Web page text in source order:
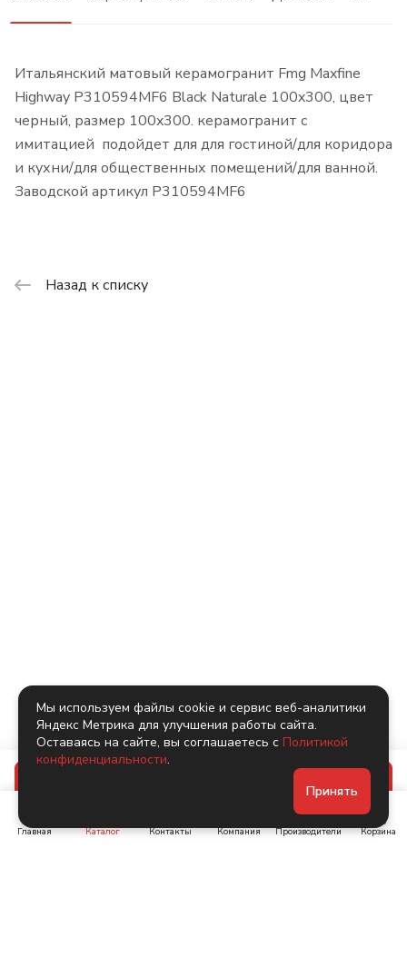
Итальянский матовый керамогранит Fmg Maxfine
Highway P310594MF6 Black Naturale 100x300, цвет
черный, размер 100x300. керамогранит с
имитацией подойдет для для гостиной/для коридора
и кухни/для общественных помещений/для ванной.
Заводской артикул P310594MF6
Назад к списку
Главная Каталог Контакты Компания Производители Корзина
Мы используем файлы cookie и сервис веб-аналитики
Яндекс Метрика для улучшения работы сайта.
Оставаясь на сайте, вы соглашаетесь с Политикой
конфиденциальности.
Принять